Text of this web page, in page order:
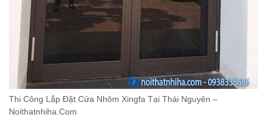
Thi Công Lắp Đặt Cửa Nhôm Xingfa Tại Thái Nguyên –
Noithatnhiha.Com